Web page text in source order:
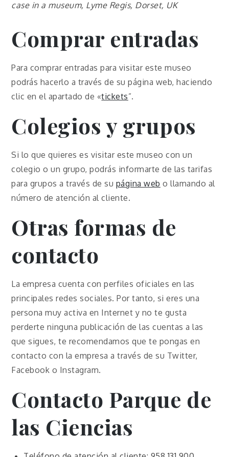
case in a museum, Lyme Regis, Dorset, UK
Comprar entradas
Para comprar entradas para visitar este museo
podrás hacerlo a través de su página web, haciendo
clic en el apartado de «tickets”.
Colegios y grupos
Si lo que quieres es visitar este museo con un
colegio o un grupo, podrás informarte de las tarifas
para grupos a través de su página web o llamando al
número de atención al cliente.
Otras formas de
contacto
La empresa cuenta con perfiles oficiales en las
principales redes sociales. Por tanto, si eres una
persona muy activa en Internet y no te gusta
perderte ninguna publicación de las cuentas a las
que sigues, te recomendamos que te pongas en
contacto con la empresa a través de su Twitter,
Facebook o Instagram.
Contacto Parque de
las Ciencias